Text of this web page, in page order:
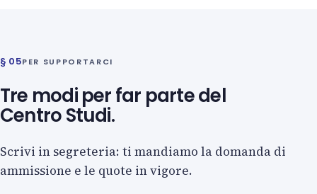
§ 05PER SUPPORTARCI
Tre modi per far parte del
Centro Studi.
Scrivi in segreteria: ti mandiamo la domanda di
ammissione e le quote in vigore.